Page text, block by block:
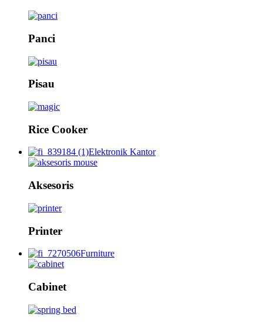
Panci
Pisau
Rice Cooker
Elektronik Kantor
Aksesoris
Printer
Furniture
Cabinet